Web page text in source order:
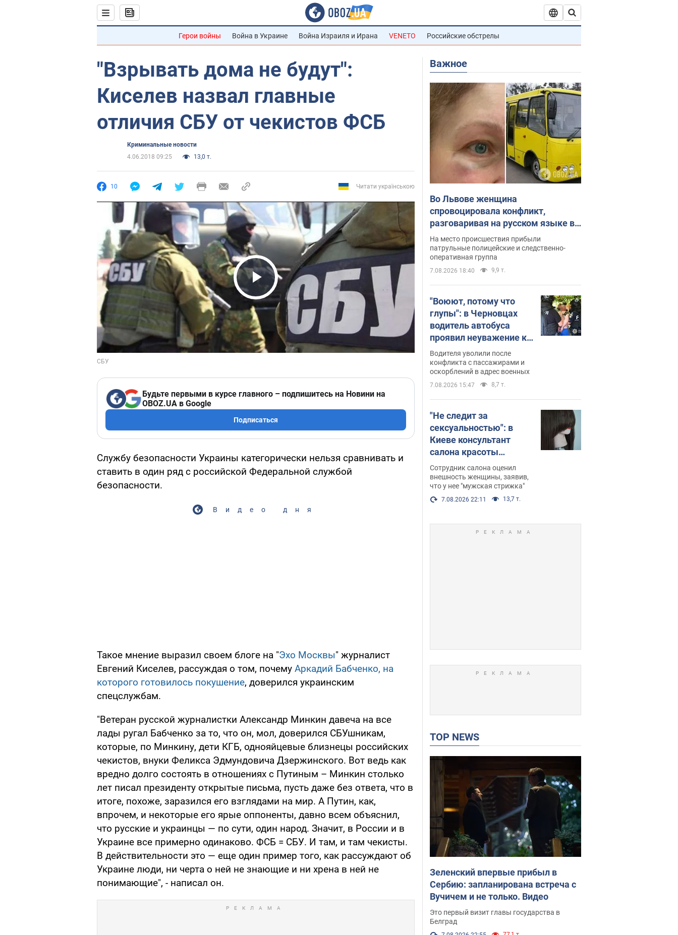
Герои войны Война в Украине Война Израиля и Ирана VENETO Российские обстрелы
"Взрывать дома не будут":
Киселев назвал главные
отличия СБУ от чекистов ФСБ
Криминальные новости
4.06.2018 09:25
13,0 т.
10 Читати українською
Play Video
Будьте первыми в курсе главного – подпишитесь на Новини на
OBOZ.UA в Google
Подписаться
Службу безопасности Украины категорически нельзя сравнивать и
ставить в один ряд с российской Федеральной службой
безопасности.
Видео дня
Такое мнение выразил своем блоге на "Эхо Москвы" журналист
Евгений Киселев, рассуждая о том, почему Аркадий Бабченко, на
которого готовилось покушение, доверился украинским
спецслужбам.
"Ветеран русской журналистки Александр Минкин давеча на все
лады ругал Бабченко за то, что он, мол, доверился СБУшникам,
которые, по Минкину, дети КГБ, однояйцевые близнецы российских
чекистов, внуки Феликса Эдмундовича Дзержинского. Вот ведь как
вредно долго состоять в отношениях с Путиным – Минкин столько
лет писал президенту открытые письма, пусть даже без ответа, что в
итоге, похоже, заразился его взглядами на мир. А Путин, как,
впрочем, и некоторые его ярые оппоненты, давно всем объяснил,
что русские и украинцы — по сути, один народ. Значит, в России и в
Украине все примерно одинаково. ФСБ = СБУ. И там, и там чекисты.
В действительности это — еще один пример того, как рассуждают об
Украине люди, ни черта о ней не знающие и ни хрена в ней не
понимающие", - написал он.
Важное
Во Львове женщина
спровоцировала конфликт,
разговаривая на русском языке в
маршрутке: полиция составила
административный протокол.
Видео
На место происшествия прибыли
патрульные полицейские и следственно-
оперативная группа
7.08.2026 18:40 9,9 т.
"Воюют, потому что
глупы": в Черновцах
водитель автобуса
проявил неуважение к
украинским военным и
поплатился за это.
Видео
Водителя уволили после
конфликта с пассажирами и
оскорблений в адрес военных
7.08.2026 15:47 8,7 т.
"Не следит за
сексуальностью": в
Киеве консультант
салона красоты
оскорбил женщину
после химиотерапии,
разгорелся скандал.
Фото
Сотрудник салона оценил
внешность женщины, заявив,
что у нее "мужская стрижка"
7.08.2026 22:11 13,7 т.
TOP NEWS
Зеленский впервые прибыл в
Сербию: запланирована встреча с
Вучичем и не только. Видео
Это первый визит главы государства в
Белград